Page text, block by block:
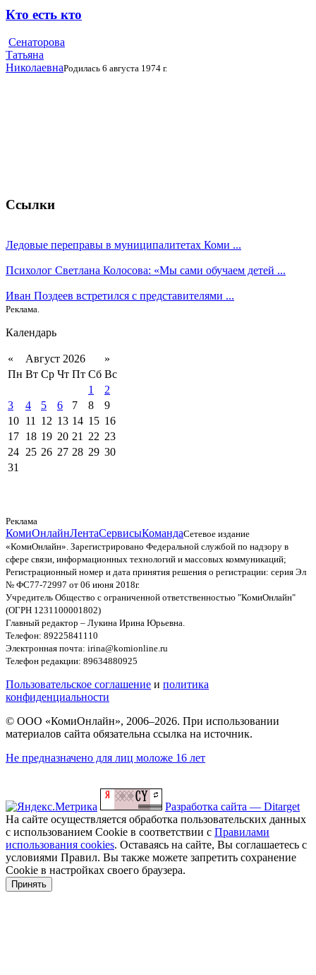
Кто есть кто
Сенаторова
Татьяна
НиколаевнаРодилась 6 августа 1974 г.
Ссылки
Ледовые переправы в муниципалитетах Коми ...
Психолог Светлана Колосова: «Мы сами обучаем детей ...
Иван Поздеев встретился с представителями ...
Реклама.
Календарь
« Август 2026
»
Пн Вт Ср Чт Пт Сб Вс
1
2
3
4 5 6 7 8
9
10 11 12 13 14 15 16
17 18 19 20 21 22 23
24 25 26 27 28 29 30
31
Реклама
КомиОнлайнЛентаСервисыКомандаСетевое издание
«КомиОнлайн». Зарегистрировано Федеральной службой по надзору в
сфере связи, информационных технологий и массовых коммуникаций;
Регистрационный номер и дата принятия решения о регистрации: серия Эл
№ ФС77-72997 от 06 июня 2018г.
Учредитель Общество с ограниченной ответственностью "КомиОнлайн"
(ОГРН 1231100001802)
Главный редактор – Лукина Ирина Юрьевна.
Телефон: 89225841110
Электронная почта: irina@komionline.ru
Телефон редакции: 89634880925
Пользовательское соглашение и политика
конфиденциальности
© ООО «КомиОнлайн», 2006–2026. При использовании
материалов сайта обязательна ссылка на источник.
Не предназначено для лиц моложе 16 лет
Разработка сайта — Ditarget
На сайте осуществляется обработка пользовательских данных
с использованием Cookie в соответствии с Правилами
использования cookies. Оставаясь на сайте, Вы соглашаетесь с
условиями Правил. Вы также можете запретить сохранение
Cookie в настройках своего браузера.
Принять